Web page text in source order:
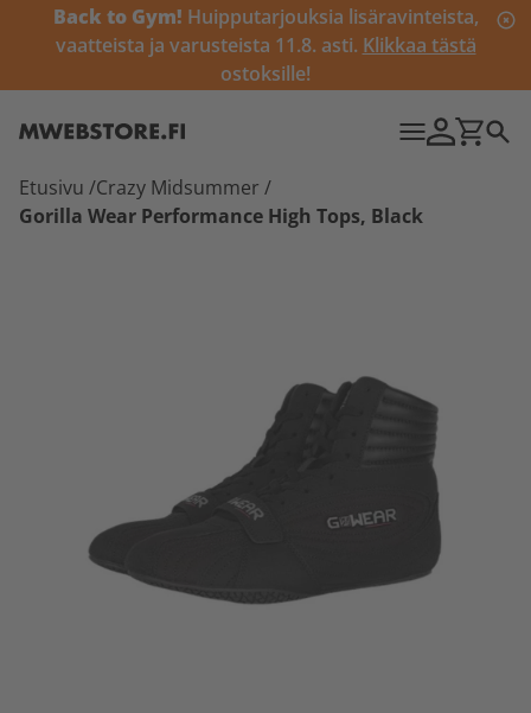
Back to Gym! Huipputarjouksia lisäravinteista,
vaatteista ja varusteista 11.8. asti. Klikkaa tästä
ostoksille!
Etusivu /Crazy Midsummer /
Gorilla Wear Performance High Tops, Black